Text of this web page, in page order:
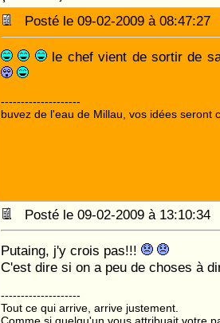
Posté le 09-02-2009 à
le chef vient de sortir de
--------------------
buvez de l'eau de Millau, vos idées seront
Posté le 09-02-2009 à
Putaing, j'y crois pas!!!
C'est dire si on a peu de choses à
--------------------
Tout ce qui arrive, arrive justement.